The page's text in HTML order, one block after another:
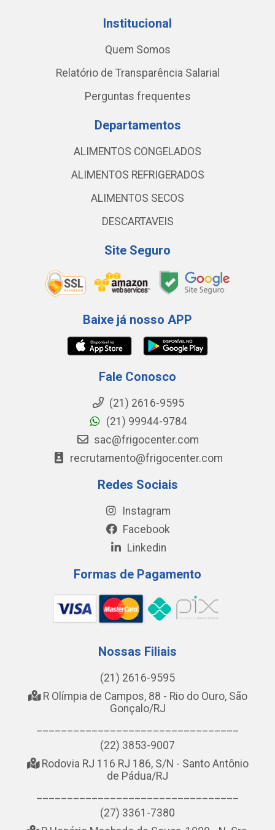
Institucional
Quem Somos
Relatório de Transparência Salarial
Perguntas frequentes
Departamentos
ALIMENTOS CONGELADOS
ALIMENTOS REFRIGERADOS
ALIMENTOS SECOS
DESCARTAVEIS
Site Seguro
Baixe já nosso APP
Fale Conosco
(21) 2616-9595
(21) 99944-9784
sac@frigocenter.com
recrutamento@frigocenter.com
Redes Sociais
Instagram
Facebook
Linkedin
Formas de Pagamento
Nossas Filiais
(21) 2616-9595
R Olímpia de Campos, 88 - Rio do Ouro, São
Gonçalo/RJ
(22) 3853-9007
Rodovia RJ 116 RJ 186, S/N - Santo Antônio
de Pádua/RJ
(27) 3361-7380